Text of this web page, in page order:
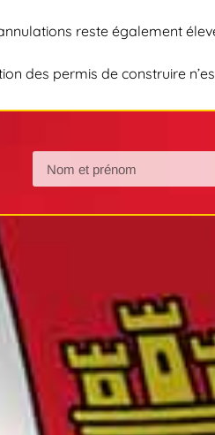
reste également
des permis de construire